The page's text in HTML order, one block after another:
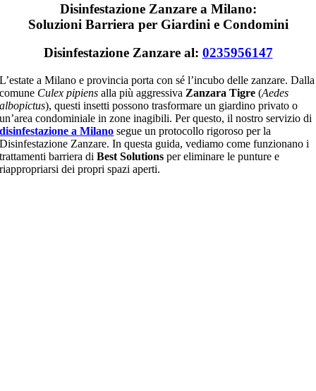
Disinfestazione Zanzare a Milano:
Soluzioni Barriera per Giardini e Condomini
Disinfestazione Zanzare al: 0235956147
L’estate a Milano e provincia porta con sé l’incubo delle zanzare. Dalla
comune Culex pipiens alla più aggressiva Zanzara Tigre (Aedes
albopictus), questi insetti possono trasformare un giardino privato o
un’area condominiale in zone inagibili. Per questo, il nostro servizio di
disinfestazione a Milano segue un protocollo rigoroso per la
Disinfestazione Zanzare. In questa guida, vediamo come funzionano i
trattamenti barriera diBest Solutions per eliminare le punture e
riappropriarsi dei propri spazi aperti.